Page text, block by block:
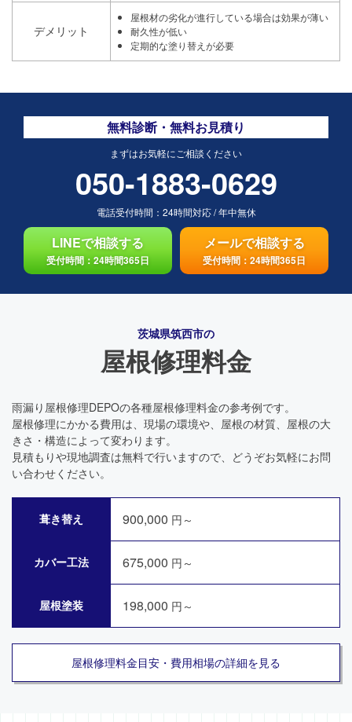
デメリット
屋根材の劣化が進行している場合は効果が薄い
耐久性が低い
定期的な塗り替えが必要
無料診断・無料お見積り
まずはお気軽にご相談ください
050-1883-0629
電話受付時間： 24時間対応/年中無休
LINEで相談する
受付時間：24時間365日
メールで相談する
受付時間：24時間365日
茨城県筑西市の
屋根修理料金
雨漏り屋根修理DEPOの各種屋根修理料金の参考例です。
屋根修理にかかる費用は、現場の環境や、屋根の材質、屋根の大
きさ・構造によって変わります。
見積もりや現地調査は無料で行いますので、どうぞお気軽にお問
い合わせください。
葺き替え 900,000 円～
カバー工法 675,000 円～
屋根塗装 198,000 円～
屋根修理料金目安・費用相場の詳細を見る